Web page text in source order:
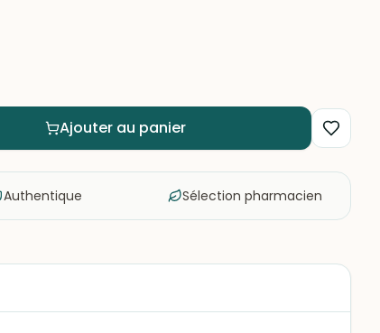
Ajouter au panier
Authentique Sélection pharmacien